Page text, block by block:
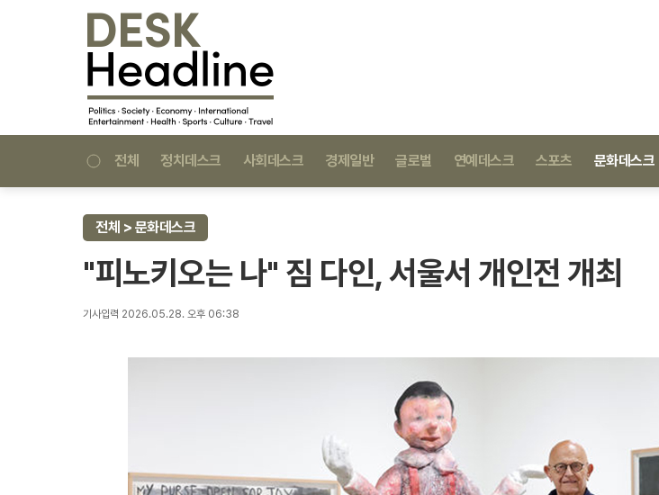
전체 정치데스크 사회데스크 경제일반 글로벌 연예데스크 스포츠 문화데스크
전체 > 문화데스크
"피노키오는 나" 짐 다인, 서울서 개인전 개최
기사입력 2026.05.28. 오후 06:38